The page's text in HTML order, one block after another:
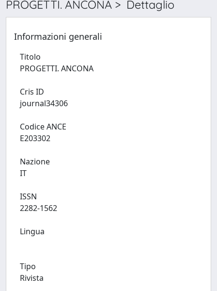
PROGETTI. ANCONA > Dettaglio
Informazioni generali
Titolo
Cris ID
Codice ANCE
Nazione
ISSN
Lingua
Tipo
Rivista